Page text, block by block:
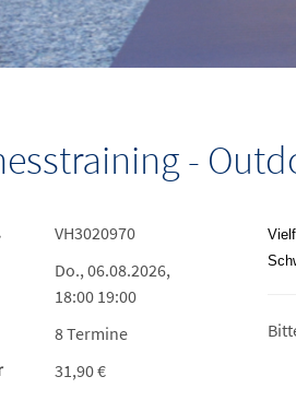
-
VH3020970
Do., 06.08.2026,
18:00 19:00
8 Termine
31,90 €